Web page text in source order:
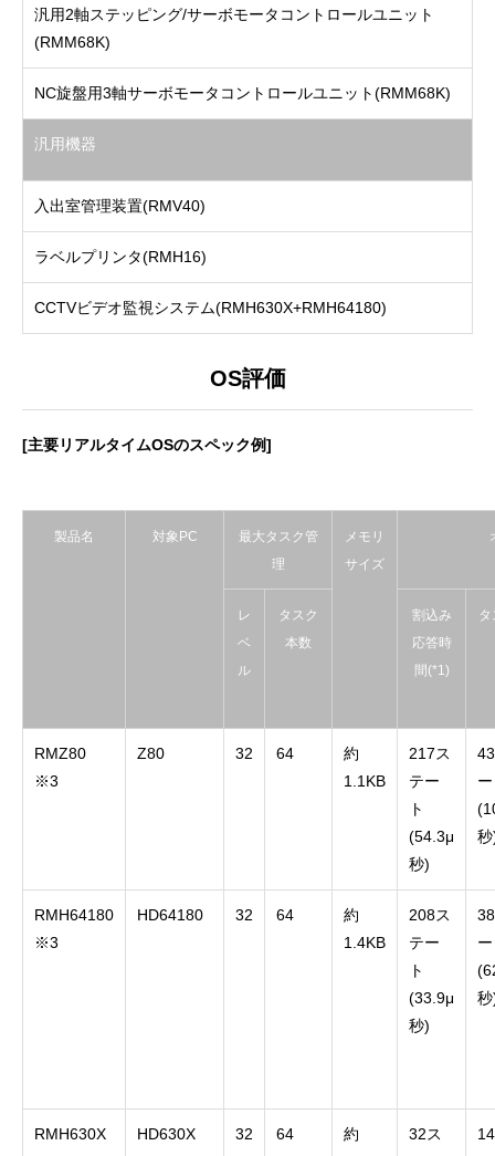
お問い合わせ Contact
サービス 業務実績 会社概要 採用情報 お問い合わせ
汎用2軸ステッピング/サーボモータコントロールユニット
(RMM68K)
NC旋盤用3軸サーボモータコントロールユニット(RMM68K)
汎用機器
入出室管理装置(RMV40)
ラベルプリンタ(RMH16)
CCTVビデオ監視システム(RMH630X+RMH64180)
OS評価
[主要リアルタイムOSのスペック例]
製品名 対象PC
最大タスク管
理
メモリ
サイズ
レ
ベ
ル
タスク
本数
割込み
応答時
間(*1)
RMZ80
※3
Z80 32 64
約
1.1KB
217ス
テー
ト
(54.3μ
秒)
RMH64180
※3
HD64180 32 64
約
1.4KB
208ス
テー
ト
(33.9μ
秒)
RMH630X
HD630X 32 64
約
32ス